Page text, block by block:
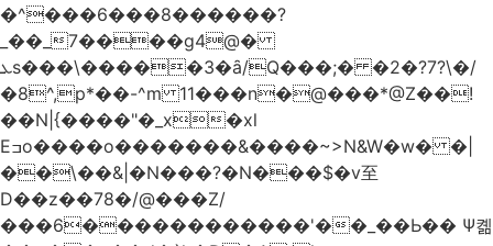
�^���6���8������?
_��_7����g4@�
ܥs���\�����3�ȃ/Q���;� �2�?7?\�/
�8^,p*��-^m 11���n�@���*@Z��!
��N|{����"�_x�xl
Eߏo����o�������&����~>N&W�w� �|
��\��&|�N���?�N���$�v至
D��z��78�/@���Z/
���6������������'��_��Ь�� Ѱ콂